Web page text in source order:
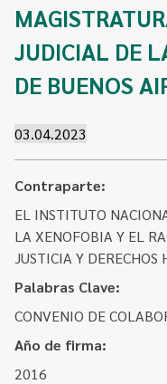
Convenios
Concursos
Acceso a la
Pedido de Acceso
Plan de Gobierno
Recursos y Acceso
Repositorio de
Cuento con Derechos
Transparencia
JUDICIAL DE
DE BUENOS
03.04.2023
Contraparte:
EL INSTITUTO
LA XENOFOBIA Y EL
JUSTICIA Y
Palabras Clave:
CONVENIO DE
Año de firma:
2016